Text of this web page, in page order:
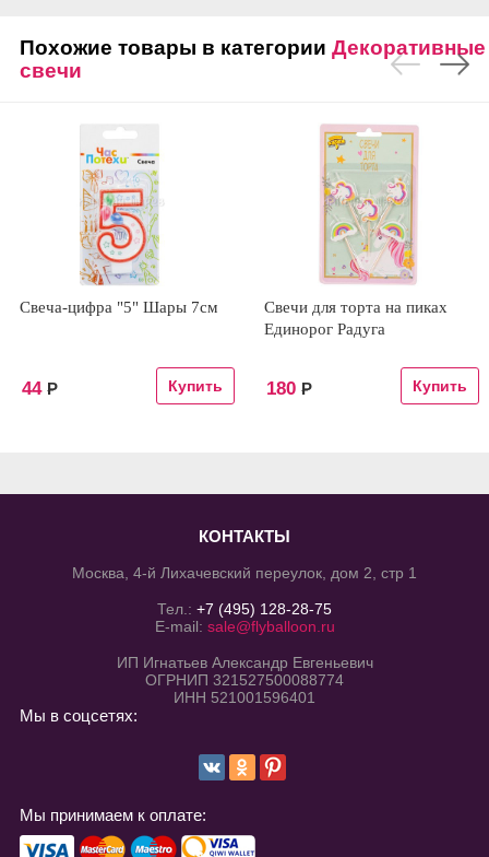
Похожие товары в категории Декоративные
свечи
Свеча-цифра "5" Шары 7см
44 Р
Свечи для торта на пиках
Единорог Радуга
180 Р
КОНТАКТЫ
Москва, 4-й Лихачевский переулок, дом 2, стр 1
Тел.: +7 (495) 128-28-75
E-mail: sale@flyballoon.ru
ИП Игнатьев Александр Евгеньевич
ОГРНИП 321527500088774
ИНН 521001596401
Мы в соцсетях:
Мы принимаем к оплате: